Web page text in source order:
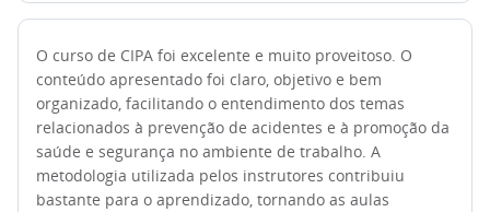
O curso de CIPA foi excelente e muito proveitoso. O
conteúdo apresentado foi claro, objetivo e bem
organizado, facilitando o entendimento dos temas
relacionados à prevenção de acidentes e à promoção da
saúde e segurança no ambiente de trabalho. A
metodologia utilizada pelos instrutores contribuiu
bastante para o aprendizado, tornando as aulas